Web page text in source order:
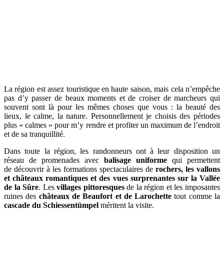
La région est assez touristique en haute saison, mais cela n’empêche
pas d’y passer de beaux moments et de croiser de marcheurs qui
souvent sont là pour les mêmes choses que vous : la beauté des
lieux, le calme, la nature. Personnellement je choisis des périodes
plus « calmes » pour m’y rendre et profiter un maximum de l’endroit
et de sa tranquillité.
Dans toute la région, les randonneurs ont à leur disposition un
réseau de promenades avec balisage uniforme qui permettent
de découvrir à les formations spectaculaires de rochers, les vallons
et châteaux romantiques et des vues surprenantes sur la Vallée
de la Sûre. Lesvillages pittoresquesde la région et les imposantes
ruines des châteaux de Beaufort et de Larochette tout comme la
cascade du Schiessentümpel méritent la visite.